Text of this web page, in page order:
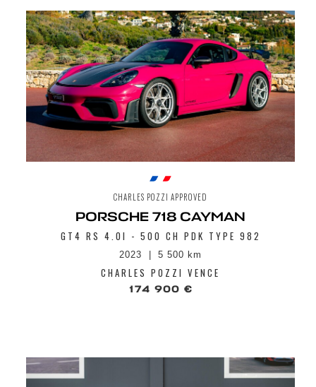
CHARLES POZZI APPROVED
PORSCHE 718 CAYMAN
GT4 RS 4.0I - 500 CH PDK TYPE 982
2023 5 500 km
CHARLES POZZI VENCE
174 900 €